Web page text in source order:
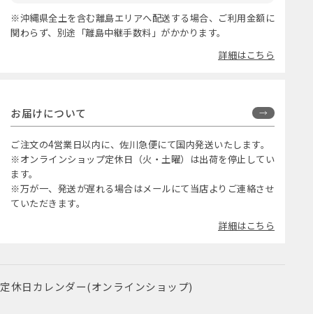
※沖縄県全土を含む離島エリアへ配送する場合、ご利用金額に
関わらず、別途「離島中継手数料」がかかります。
詳細はこちら
お届けについて
ご注文の4営業日以内に、佐川急便にて国内発送いたします。
※オンラインショップ定休日（火・土曜）は出荷を停止してい
ます。
※万が一、発送が遅れる場合はメールにて当店よりご連絡させ
ていただきます。
詳細はこちら
定休日カレンダー(オンラインショップ)